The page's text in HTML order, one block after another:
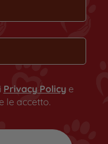
Privacy Policye
e le accetto.